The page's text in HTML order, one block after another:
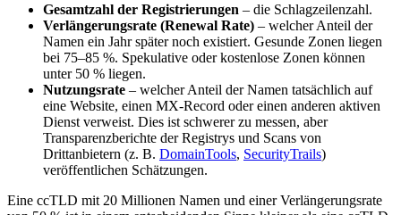
Gesamtzahl der Registrierungen – die Schlagzeilenzahl.
Verlängerungsrate (Renewal Rate) – welcher Anteil der
Namen ein Jahr später noch existiert. Gesunde Zonen liegen
bei 75–85 %. Spekulative oder kostenlose Zonen können
unter 50 % liegen.
Nutzungsrate – welcher Anteil der Namen tatsächlich auf
eine Website, einen MX-Record oder einen anderen aktiven
Dienst verweist. Dies ist schwerer zu messen, aber
Transparenzberichte der Registrys und Scans von
Drittanbietern (z. B. DomainTools, SecurityTrails)
veröffentlichen Schätzungen.
Eine ccTLD mit 20 Millionen Namen und einer Verlängerungsrate